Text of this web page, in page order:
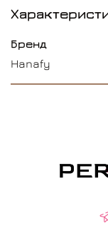
Бренд
Hanafy